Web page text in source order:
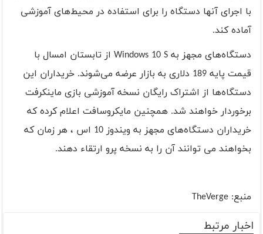
با اجرای آنها دستگاه را برای استفاده در محیط‌های آموزشی
آماده کند.
دستگاه‌های مجهز به Windows 10 S از تابستان امسال با
قیمت پایه 189 دلاری به بازار عرضه می‌شوند. خریداران این
دستگاه‌ها از اشتراک رایگان نسخه آموزشی بازی ماینکرفت
برخوردار خواهند شد. همچنین مایکروسافت اعلام کرده که
خریداران دستگاه‌های مجهز به ویندوز 10 اس ، هر زمان که
بخواهند می توانند آن را به نسخه پرو ارتقاء دهند.
منبع: TheVerge
اخبار مرتبط